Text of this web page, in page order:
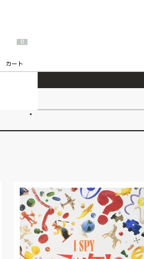
2026/7/23
0
カート